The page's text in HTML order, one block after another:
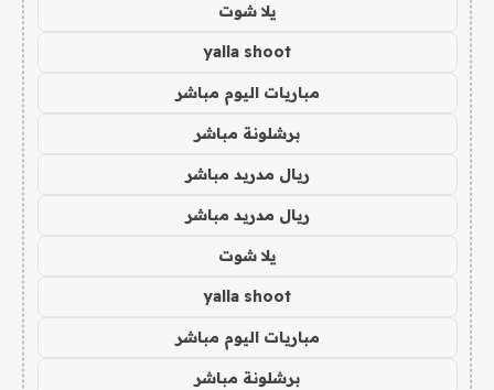
يلا شوت
yalla shoot
مباريات اليوم مباشر
برشلونة مباشر
ريال مدريد مباشر
ريال مدريد مباشر
يلا شوت
yalla shoot
مباريات اليوم مباشر
برشلونة مباشر